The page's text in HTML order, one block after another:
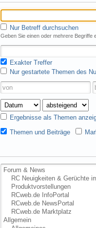
Nur Betreff durchsuchen
Geben Sie einen oder mehrere Begriffe
Exakter Treffer
Nur gestartete Themen des
Ergebnisse als Themen
Themen und Beiträge